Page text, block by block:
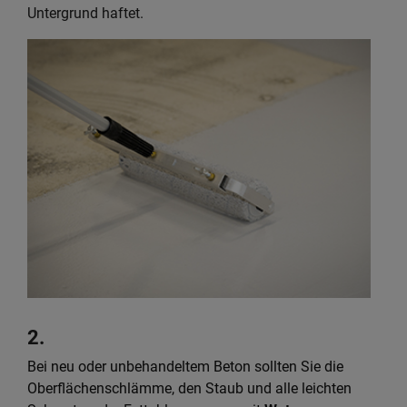
Untergrund haftet.
2.
Bei neu oder unbehandeltem Beton sollten Sie die
Oberflächenschlämme, den Staub und alle leichten